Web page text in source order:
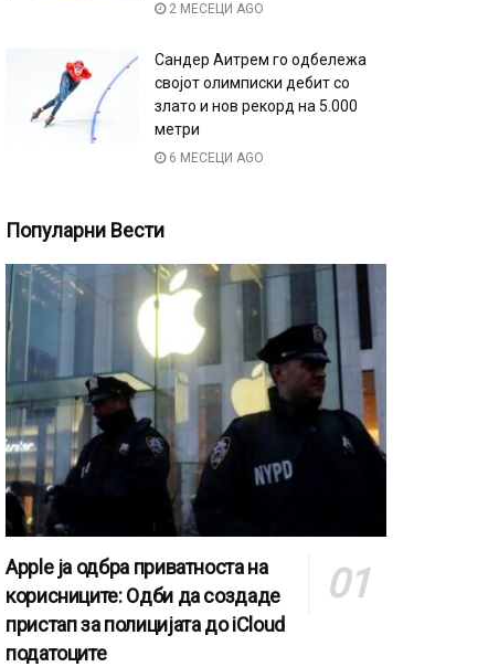
2 МЕСЕЦИ AGO
Сандер Аитрем го одбележа
својот олимписки дебит со
злато и нов рекорд на 5.000
метри
6 МЕСЕЦИ AGO
Популарни Вести
Apple ја одбра приватноста на
корисниците: Одби да создаде
пристап за полицијата до iCloud
податоците